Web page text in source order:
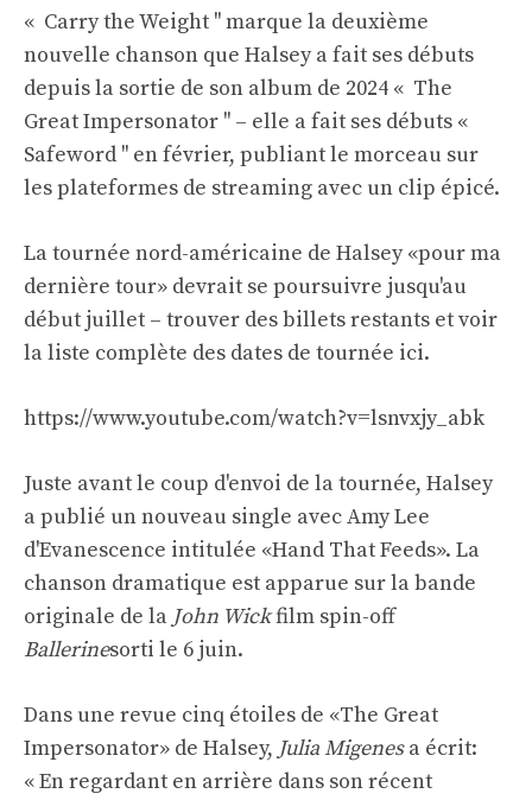
« Carry the Weight '' marque la deuxième
nouvelle chanson que Halsey a fait ses débuts
depuis la sortie de son album de 2024 « The
Great Impersonator '' – elle a fait ses débuts «
Safeword '' en février, publiant le morceau sur
les plateformes de streaming avec un clip épicé.
La tournée nord-américaine de Halsey «pour ma
dernière tour» devrait se poursuivre jusqu'au
début juillet – trouver des billets restants et voir
la liste complète des dates de tournée ici.
https://www.youtube.com/watch?v=lsnvxjy_abk
Juste avant le coup d'envoi de la tournée, Halsey
a publié un nouveau single avec Amy Lee
d'Evanescence intitulée «Hand That Feeds». La
chanson dramatique est apparue sur la bande
originale de la John Wickfilm spin-off
Ballerinesorti le 6 juin.
Dans une revue cinq étoiles de «The Great
Impersonator» de Halsey, Julia Migenesa écrit:
« En regardant en arrière dans son récent